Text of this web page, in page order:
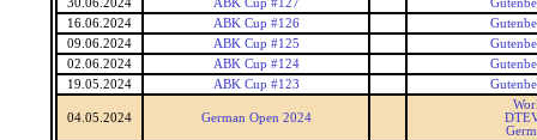
30.06.2024
ABK Cup #127
16.06.2024
ABK Cup #126
09.06.2024
ABK Cup #125
02.06.2024
ABK Cup #124
19.05.2024
ABK Cup #123
04.05.2024 German Open 2024